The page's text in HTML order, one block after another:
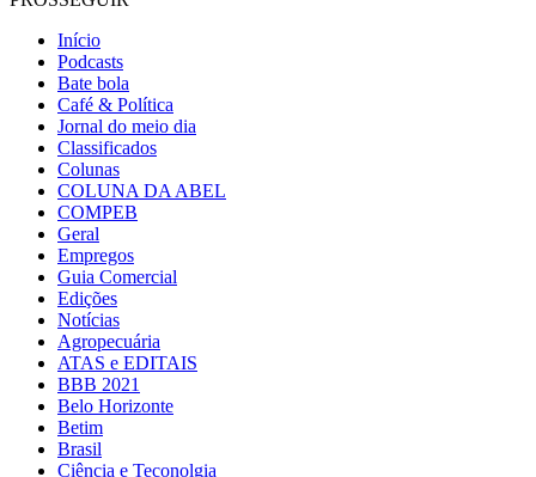
Início
Podcasts
Bate bola
Café & Política
Jornal do meio dia
Classificados
Colunas
COLUNA DA ABEL
COMPEB
Geral
Empregos
Guia Comercial
Edições
Notícias
Agropecuária
ATAS e EDITAIS
BBB 2021
Belo Horizonte
Betim
Brasil
Ciência e Teconolgia